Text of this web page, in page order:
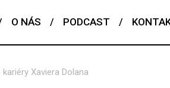
O NÁS / PODCAST /
Xaviera Dolana